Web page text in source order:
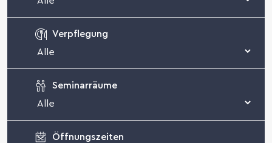
Verpflegung
Seminarräume
Öffnungszeiten